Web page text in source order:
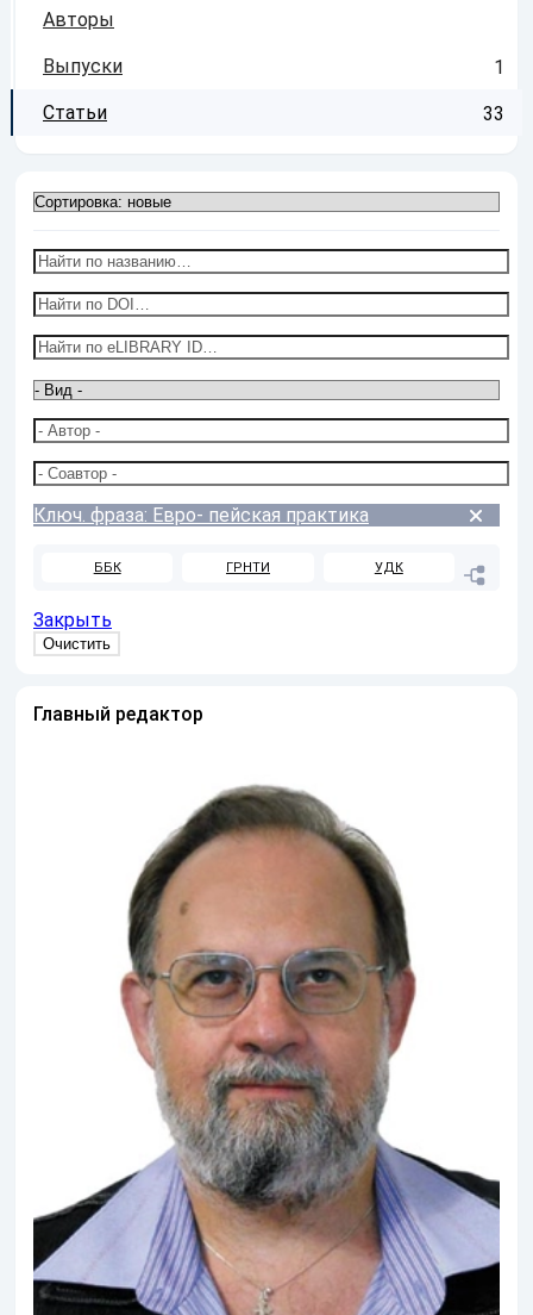
Авторы
Выпуски 1
Статьи 33
Ключ. фраза: Евро- пейская практика
ББК ГРНТИ УДК
Закрыть
Главный редактор